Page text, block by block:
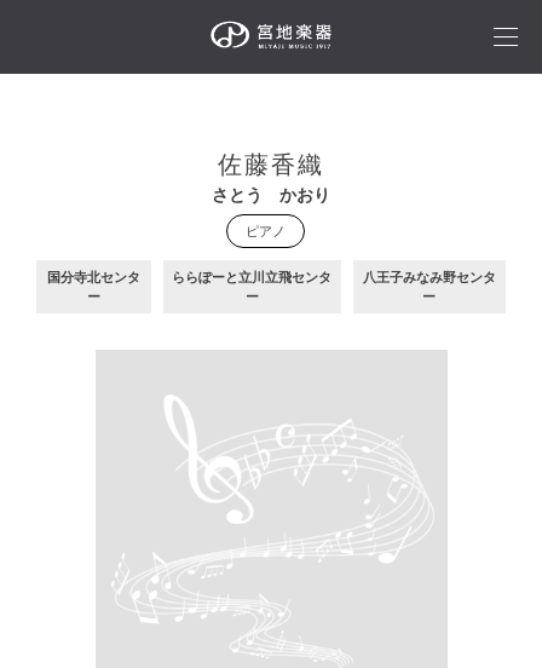
佐藤香織
さとう かおり
ピアノ
国分寺北センタ
ー
ららぽーと立川立飛センタ
ー
八王子みなみ野センタ
ー